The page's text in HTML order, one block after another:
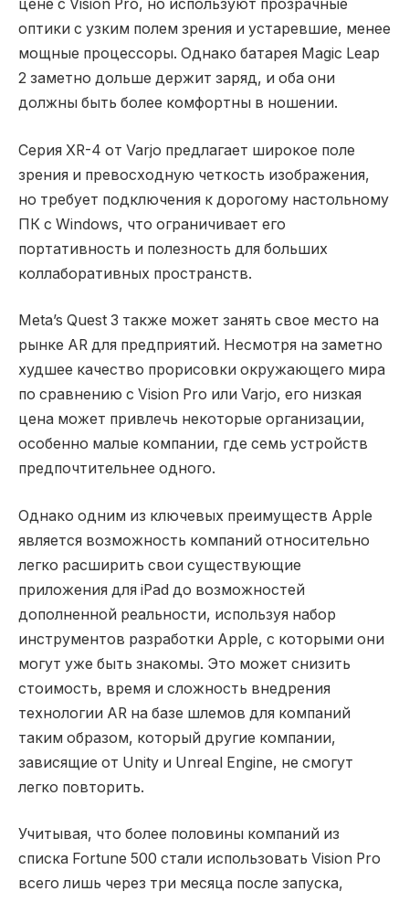
цене с Vision Pro, но используют прозрачные
оптики с узким полем зрения и устаревшие, менее
мощные процессоры. Однако батарея Magic Leap
2 заметно дольше держит заряд, и оба они
должны быть более комфортны в ношении.
Серия XR-4 от Varjo предлагает широкое поле
зрения и превосходную четкость изображения,
но требует подключения к дорогому настольному
ПК с Windows, что ограничивает его
портативность и полезность для больших
коллаборативных пространств.
Meta’s Quest 3 также может занять свое место на
рынке AR для предприятий. Несмотря на заметно
худшее качество прорисовки окружающего мира
по сравнению с Vision Pro или Varjo, его низкая
цена может привлечь некоторые организации,
особенно малые компании, где семь устройств
предпочтительнее одного.
Однако одним из ключевых преимуществ Apple
является возможность компаний относительно
легко расширить свои существующие
приложения для iPad до возможностей
дополненной реальности, используя набор
инструментов разработки Apple, с которыми они
могут уже быть знакомы. Это может снизить
стоимость, время и сложность внедрения
технологии AR на базе шлемов для компаний
таким образом, который другие компании,
зависящие от Unity и Unreal Engine, не смогут
легко повторить.
Учитывая, что более половины компаний из
списка Fortune 500 стали использовать Vision Pro
всего лишь через три месяца после запуска,